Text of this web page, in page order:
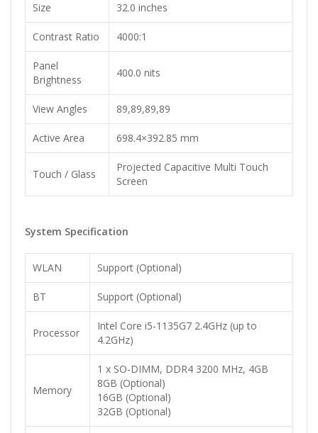
Size 32.0 inches
Contrast Ratio 4000:1
Panel
Brightness
400.0 nits
View Angles 89,89,89,89
Active Area 698.4×392.85 mm
Touch / Glass
Projected Capacitive Multi Touch
Screen
System Specification
WLAN Support (Optional)
BT Support (Optional)
Processor
Intel Core i5-1135G7 2.4GHz (up to
4.2GHz)
Memory
1 x SO-DIMM, DDR4 3200 MHz, 4GB
8GB (Optional)
16GB (Optional)
32GB (Optional)